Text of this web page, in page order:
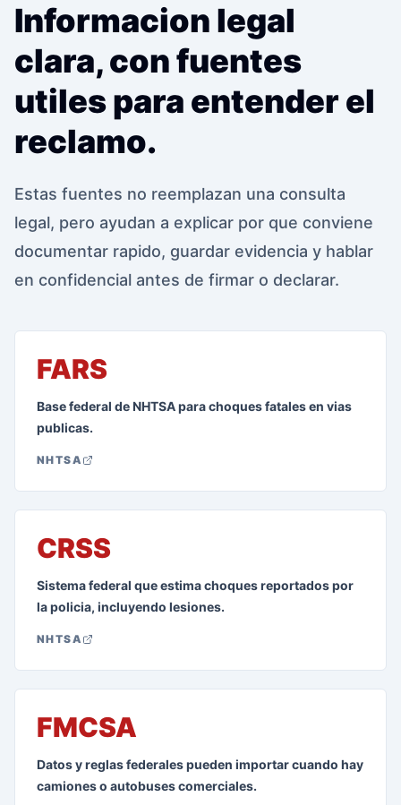
Informacion legal
clara, con fuentes
utiles para entender el
reclamo.
Estas fuentes no reemplazan una consulta
legal, pero ayudan a explicar por que conviene
documentar rapido, guardar evidencia y hablar
en confidencial antes de firmar o declarar.
FARS
Base federal de NHTSA para choques fatales en vias
publicas.
NHTSA
CRSS
Sistema federal que estima choques reportados por
la policia, incluyendo lesiones.
NHTSA
FMCSA
Datos y reglas federales pueden importar cuando hay
camiones o autobuses comerciales.